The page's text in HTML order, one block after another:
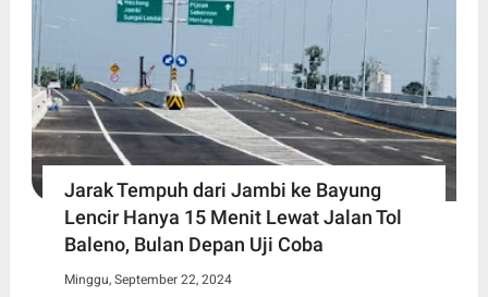
Jarak Tempuh dari Jambi ke Bayung
Lencir Hanya 15 Menit Lewat Jalan Tol
Baleno, Bulan Depan Uji Coba
Minggu, September 22, 2024